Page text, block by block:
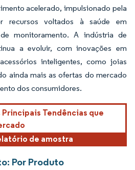
acelerado, impulsionado pela
recursos voltados à saúde em
monitoramento. A indústria de
a evoluir, com inovações em
inteligentes, como joias
ainda mais as ofertas do mercado
dos consumidores.
Tendências que
de amostra
Por Produto